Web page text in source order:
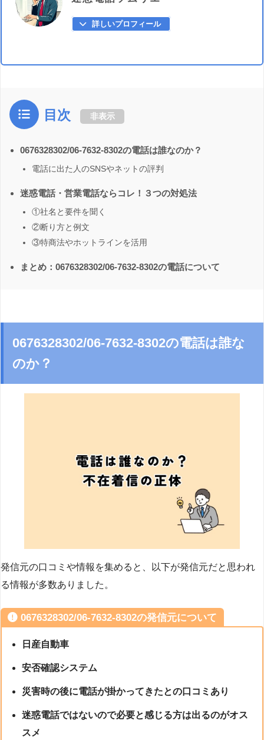
詳しいプロフィール
目次 非表示
0676328302/06-7632-8302の電話は誰なのか？
電話に出た人のSNSやネットの評判
迷惑電話・営業電話ならコレ！３つの対処法
①社名と要件を聞く
②断り方と例文
③特商法やホットラインを活用
まとめ：0676328302/06-7632-8302の電話について
0676328302/06-7632-8302の電話は誰な
のか？
発信元の口コミや情報を集めると、以下が発信元だと思われ
る情報が多数ありました。
0676328302/06-7632-8302の発信元について
日産自動車
安否確認システム
災害時の後に電話が掛かってきたとの口コミあり
迷惑電話ではないので必要と感じる方は出るのがオス
スメ